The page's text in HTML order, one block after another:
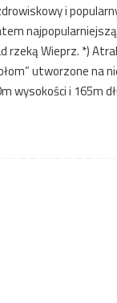
i
rzeką Wieprz. *)
utworzone na
wysokości i 165m